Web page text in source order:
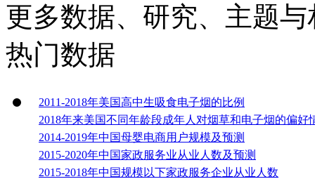
更多数据、研究、主题
热门数据
2011-2018年美国高中生吸食电子烟的比例
2018年来美国不同年龄段成年人对烟草和电子烟的偏好
2014-2019年中国母婴电商用户规模及预测
2015-2020年中国家政服务业从业人数及预测
2015-2018年中国规模以下家政服务企业从业人数